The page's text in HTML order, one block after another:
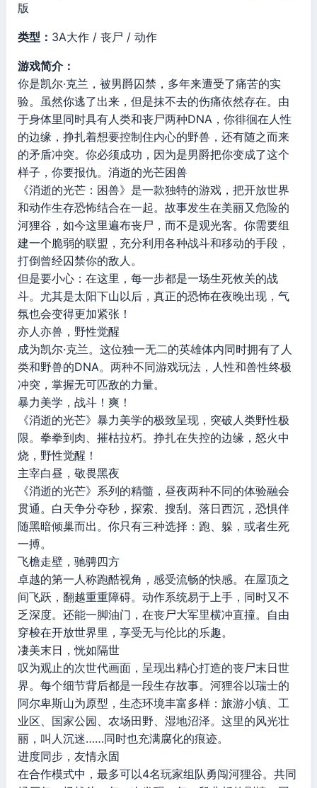
版
类型： 3A大作 / 丧尸 / 动作
游戏简介：
你是凯尔·克兰，被男爵囚禁，多年来遭受了痛苦的实
验。虽然你逃了出来，但是抹不去的伤痛依然存在。由
于身体里同时具有人类和丧尸两种DNA，你徘徊在人性
的边缘，挣扎着想要控制住内心的野兽，还有随之而来
的矛盾冲突。你必须成功，因为是男爵把你变成了这个
样子，你要报仇。消逝的光芒困兽
《消逝的光芒：困兽》是一款独特的游戏，把开放世界
和动作生存恐怖结合在一起。故事发生在美丽又危险的
河狸谷，如今这里遍布丧尸，而不是观光客。你需要组
建一个脆弱的联盟，充分利用各种战斗和移动的手段，
打倒曾经囚禁你的敌人。
但是要小心：在这里，每一步都是一场生死攸关的战
斗。尤其是太阳下山以后，真正的恐怖在夜晚出现，气
氛也会变得更加紧张！
亦人亦兽，野性觉醒
成为凯尔·克兰。这位独一无二的英雄体内同时拥有了人
类和野兽的DNA。两种不同游戏玩法，人性和兽性终极
冲突，掌握无可匹敌的力量。
暴力美学，战斗！爽！
《消逝的光芒》暴力美学的极致呈现，突破人类野性极
限。拳拳到肉、摧枯拉朽。挣扎在失控的边缘，怒火中
烧，野性觉醒！
主宰白昼，敬畏黑夜
《消逝的光芒》系列的精髓，昼夜两种不同的体验融会
贯通。白天争分夺秒，探索、搜刮。落日西沉，恐惧伴
随黑暗倾巢而出。你只有三种选择：跑、躲，或者生死
一搏。
飞檐走壁，驰骋四方
卓越的第一人称跑酷视角，感受流畅的快感。在屋顶之
间飞跃，翻越重重障碍。动作系统易于上手，同时又不
乏深度。还能一脚油门，在丧尸大军里横冲直撞。自由
穿梭在开放世界里，享受无与伦比的乐趣。
凄美末日，恍如隔世
叹为观止的次世代画面，呈现出精心打造的丧尸末日世
界。每个细节背后都是一段生存故事。河狸谷以瑞士的
阿尔卑斯山为原型，生态环境丰富多样：旅游小镇、工
业区、国家公园、农场田野、湿地沼泽。这里的风光壮
丽，叫人沉迷……同时也充满腐化的痕迹。
进度同步，友情永固
在合作模式中，最多可以4名玩家组队勇闯河狸谷。共同